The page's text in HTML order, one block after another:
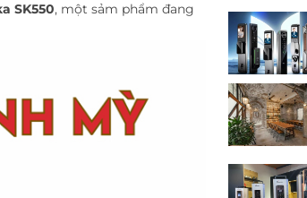
SK550, một sảm phẩm đang